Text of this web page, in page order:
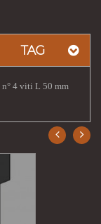
TAG
4 viti L 50 mm